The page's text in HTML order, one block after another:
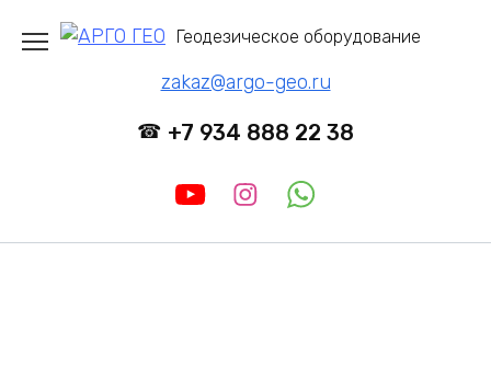
Геодезическое оборудование
zakaz@argo-geo.ru
+7 934 888 22 38